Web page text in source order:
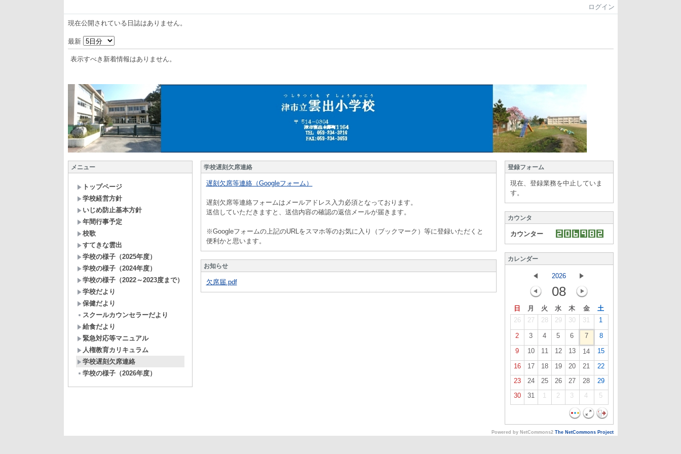
ログイン
現在公開されている日誌はありません。
最新
表示すべき新着情報はありません。
メニュー
トップページ
学校経営方針
いじめ防止基本方針
年間行事予定
校歌
すてきな雲出
学校の様子（2025年度）
学校の様子（2024年度）
学校の様子（2022～2023度まで）
学校だより
保健だより
スクールカウンセラーだより
給食だより
緊急対応等マニュアル
人権教育カリキュラム
学校遅刻欠席連絡
学校の様子（2026年度）
学校遅刻欠席連絡
遅刻欠席等連絡（Googleフォーム）
遅刻欠席等連絡フォームはメールアドレス入力必須となっております。
送信していただきますと、送信内容の確認の返信メールが届きます。
※Googleフォームの上記のURLをスマホ等のお気に入り（ブックマーク）等に登録いただくと
便利かと思います。
お知らせ
欠席届.pdf
登録フォーム
現在、登録業務を中止していま
す。
カウンタ
カウンター
カレンダー
2026
08
日 月 火 水 木 金
土
26
27 28 29 30 31 1
2 3 4 5 6 7
8
9
10 11 12 13 14
15
16
17 18 19 20 21
22
23
24 25 26 27 28
29
30
31 1 2 3 4 5
Powered by NetCommons2 The NetCommons Project